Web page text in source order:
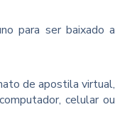
para ser baixado a
de apostila virtual,
celular ou